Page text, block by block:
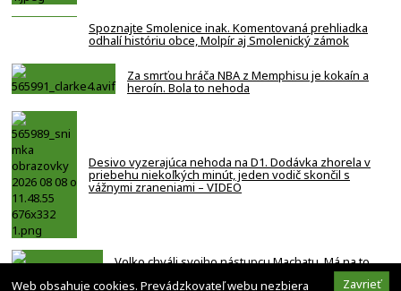
Spoznajte Smolenice inak. Komentovaná prehliadka
odhalí históriu obce, Molpír aj Smolenický zámok
Za smrťou hráča NBA z Memphisu je kokaín a
heroín. Bola to nehoda
Desivo vyzerajúca nehoda na D1. Dodávka zhorela v
priebehu niekoľkých minút, jeden vodič skončil s
vážnymi zraneniami – VIDEO
Volko chváli svojho nástupcu Machatu. Má na to,
aby prekonal moje rekordy, tvrdí slovenský
rekordér Zavrieť
Web obsahuje cookies. Prevádzkovateľ webu nezbiera